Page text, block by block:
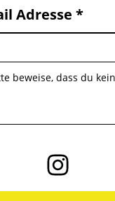
Adresse
beweise, dass du
Folge
uns
auf